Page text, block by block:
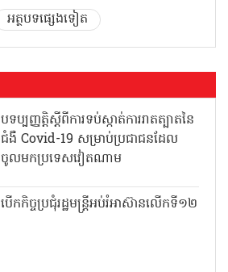
អត្ថបទផ្សេងទៀត
បទប្បញ្ញត្តិស្តីពីការទប់ស្កាត់ការរាតត្បាតនៃ
ជំងឺ Covid-19 សម្រាប់ប្រជាជនដែល
ចូលមកប្រទេសវៀតណាម
បើកកិច្ចប្រជុំរដ្ឋមន្ត្រីអប់រំអាស៊ានលើកទី១២